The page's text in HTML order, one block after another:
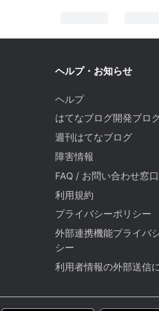
ヘルプ・お知らせ
ヘルプ
はてなブログ開発ブロ
週刊はてなブログ
障害情報
FAQ / お問い合わせ窓口
利用規約
プライバシーポリシー
外部連携機能プライバ
シー
利用者情報の外部送信